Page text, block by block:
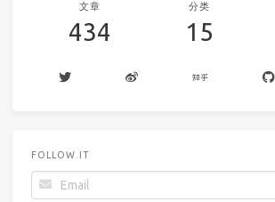
文章
434
分类
15
FOLLOW.IT